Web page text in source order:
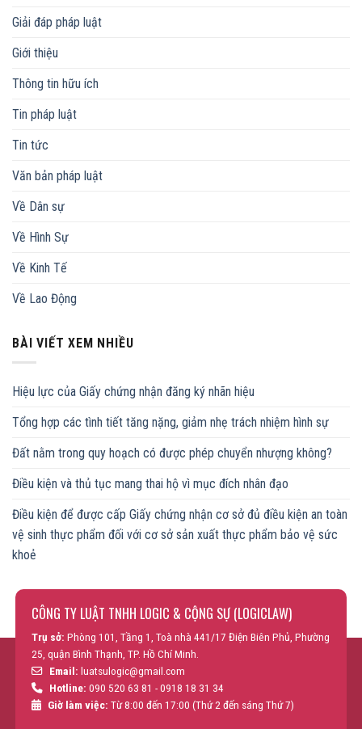
Giải đáp pháp luật
Giới thiệu
Thông tin hữu ích
Tin pháp luật
Tin tức
Văn bản pháp luật
Về Dân sự
Về Hình Sự
Về Kinh Tế
Về Lao Động
BÀI VIẾT XEM NHIỀU
Hiệu lực của Giấy chứng nhận đăng ký nhãn hiệu
Tổng hợp các tình tiết tăng nặng, giảm nhẹ trách nhiệm hình sự
Đất nằm trong quy hoạch có được phép chuyển nhượng không?
Điều kiện và thủ tục mang thai hộ vì mục đích nhân đạo
Điều kiện để được cấp Giấy chứng nhận cơ sở đủ điều kiện an toàn
vệ sinh thực phẩm đối với cơ sở sản xuất thực phẩm bảo vệ sức
khoẻ
CÔNG TY LUẬT TNHH LOGIC & CỘNG SỰ (LOGICLAW)
Trụ sở: Phòng 101, Tầng 1, Toà nhà 441/17 Điện Biên Phủ, Phường
25, quận Bình Thạnh, TP. Hồ Chí Minh.
Email: luatsulogic@gmail.com
Hotline: 090 520 63 81 - 0918 18 31 34
Giờ làm việc: Từ 8:00 đến 17:00 (Thứ 2 đến sáng Thứ 7)